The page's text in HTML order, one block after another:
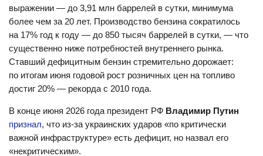
выражении — до 3,91 млн баррелей в сутки, минимума
более чем за 20 лет. Производство бензина сократилось
на 17% год к году — до 850 тысяч баррелей в сутки, — что
существенно ниже потребностей внутреннего рынка.
Ставший дефицитным бензин стремительно дорожает:
по итогам июня годовой рост розничных цен на топливо
достиг 20% — рекорда с 2010 года.
В конце июня 2026 года президент РФ Владимир Путин
признал, что из-за украинских ударов «по критически
важной инфраструктуре» есть дефицит, но назвал его
«некритическим».